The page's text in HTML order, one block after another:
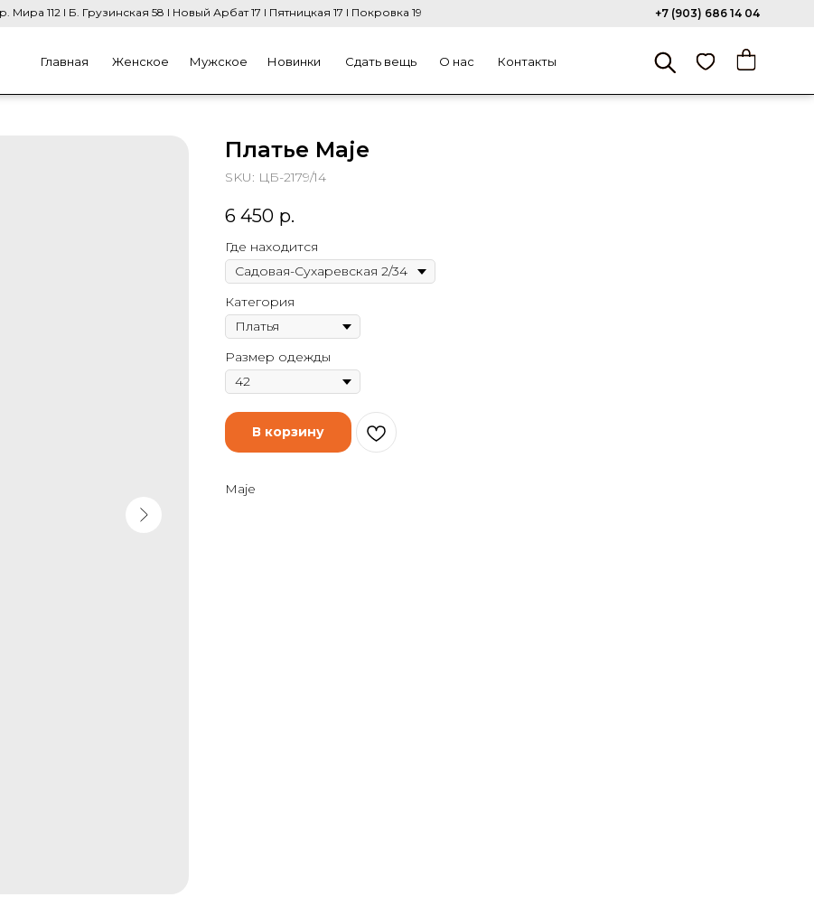
Главная Женское Мужское Новинки Сдать вещь О нас Контакты
Мира 112 I Б. Грузинская 58 I Новый Арбат 17 I Пятницкая 17 I Покровка 19 +7 (903) 686 14 04
Платье Maje
SKU: ЦБ-2179/14
6 450 р.
Где находится
Категория
Размер одежды
В корзину
Maje